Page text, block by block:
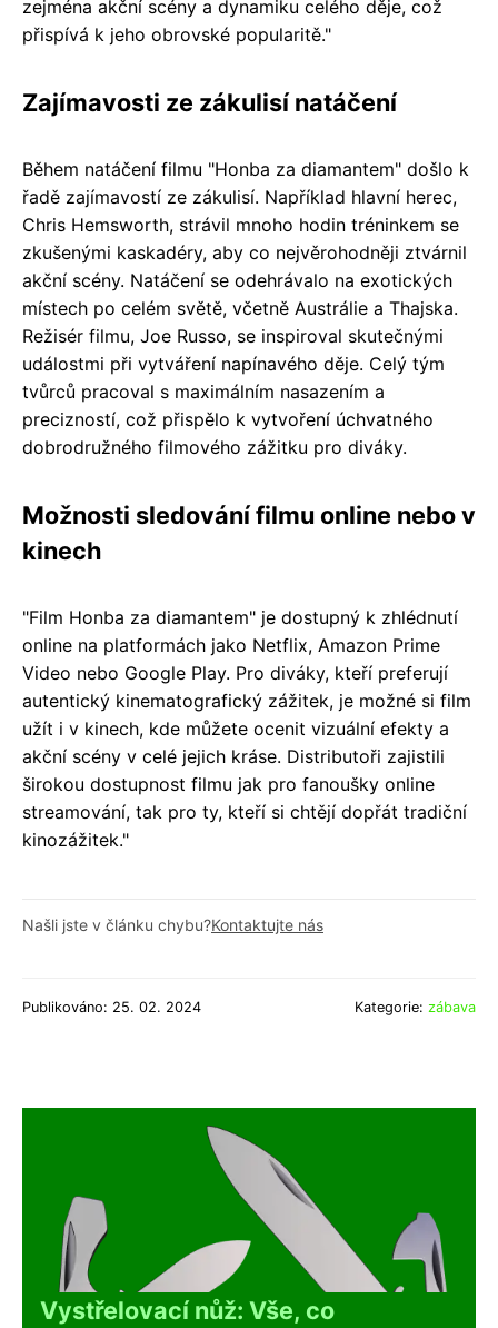
zejména akční scény a dynamiku celého děje, což
přispívá k jeho obrovské popularitě."
Zajímavosti ze zákulisí natáčení
Během natáčení filmu "Honba za diamantem" došlo k
řadě zajímavostí ze zákulisí. Například hlavní herec,
Chris Hemsworth, strávil mnoho hodin tréninkem se
zkušenými kaskadéry, aby co nejvěrohodněji ztvárnil
akční scény. Natáčení se odehrávalo na exotických
místech po celém světě, včetně Austrálie a Thajska.
Režisér filmu, Joe Russo, se inspiroval skutečnými
událostmi při vytváření napínavého děje. Celý tým
tvůrců pracoval s maximálním nasazením a
precizností, což přispělo k vytvoření úchvatného
dobrodružného filmového zážitku pro diváky.
Možnosti sledování filmu online nebo v
kinech
"Film Honba za diamantem" je dostupný k zhlédnutí
online na platformách jako Netflix, Amazon Prime
Video nebo Google Play. Pro diváky, kteří preferují
autentický kinematografický zážitek, je možné si film
užít i v kinech, kde můžete ocenit vizuální efekty a
akční scény v celé jejich kráse. Distributoři zajistili
širokou dostupnost filmu jak pro fanoušky online
streamování, tak pro ty, kteří si chtějí dopřát tradiční
kinozážitek."
Našli jste v článku chybu?Kontaktujte nás
Publikováno: 25. 02. 2024 Kategorie: zábava
Vystřelovací nůž: Vše, co